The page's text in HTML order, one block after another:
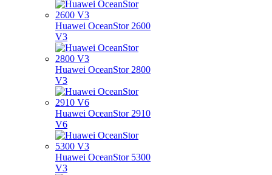
Huawei OceanStor 2600
V3
Huawei OceanStor 2800
V3
Huawei OceanStor 2910
V6
Huawei OceanStor 5300
V3